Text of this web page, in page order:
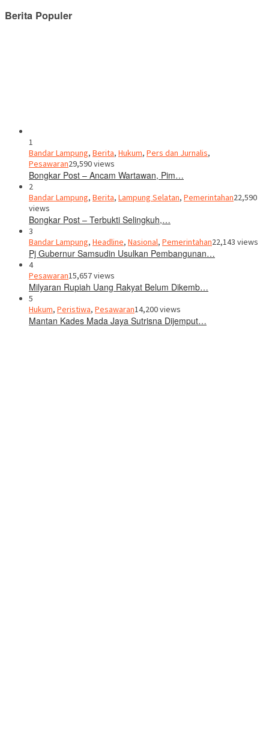
Berita Populer
1
Bandar Lampung, Berita, Hukum, Pers dan Jurnalis,
Pesawaran29,590 views
Bongkar Post – Ancam Wartawan, Pim…
2
Bandar Lampung, Berita, Lampung Selatan, Pemerintahan22,590
views
Bongkar Post – Terbukti Selingkuh,…
3
Bandar Lampung, Headline, Nasional, Pemerintahan22,143 views
Pj Gubernur Samsudin Usulkan Pembangunan…
4
Pesawaran15,657 views
Milyaran Rupiah Uang Rakyat Belum Dikemb…
5
Hukum, Peristiwa, Pesawaran14,200 views
Mantan Kades Mada Jaya Sutrisna Dijemput…